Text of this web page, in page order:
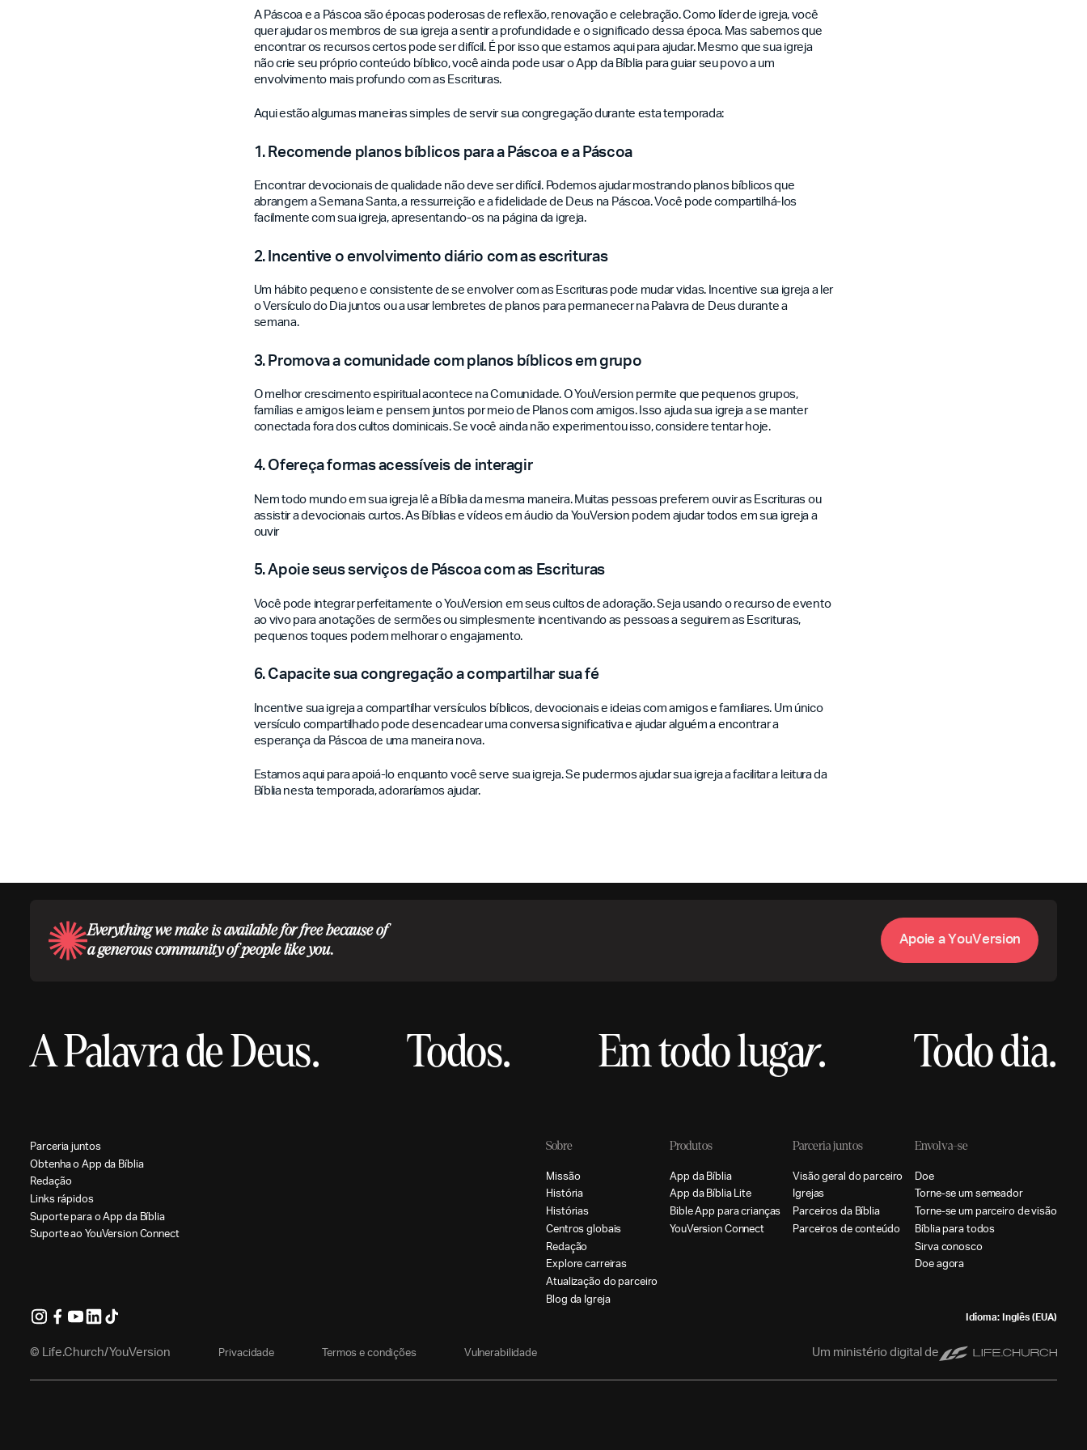
A Páscoa e a Páscoa são épocas poderosas de reflexão, renovação e celebração. Como líder de igreja, você
quer ajudar os membros de sua igreja a sentir a profundidade e o significado dessa época. Mas sabemos que
encontrar os recursos certos pode ser difícil. É por isso que estamos aqui para ajudar. Mesmo que sua igreja
não crie seu próprio conteúdo bíblico, você ainda pode usar o App da Bíblia para guiar seu povo a um
envolvimento mais profundo com as Escrituras.
Aqui estão algumas maneiras simples de servir sua congregação durante esta temporada:
1. Recomende planos bíblicos para a Páscoa e a Páscoa
Encontrar devocionais de qualidade não deve ser difícil. Podemos ajudar mostrando planos bíblicos que
abrangem a Semana Santa, a ressurreição e a fidelidade de Deus na Páscoa. Você pode compartilhá-los
facilmente com sua igreja, apresentando-os na página da igreja.
2. Incentive o envolvimento diário com as escrituras
Um hábito pequeno e consistente de se envolver com as Escrituras pode mudar vidas. Incentive sua igreja a ler
o Versículo do Dia juntos ou a usar lembretes de planos para permanecer na Palavra de Deus durante a
semana.
3. Promova a comunidade com planos bíblicos em grupo
O melhor crescimento espiritual acontece na Comunidade. O YouVersion permite que pequenos grupos,
famílias e amigos leiam e pensem juntos por meio de Planos com amigos. Isso ajuda sua igreja a se manter
conectada fora dos cultos dominicais. Se você ainda não experimentou isso, considere tentar hoje.
4. Ofereça formas acessíveis de interagir
Nem todo mundo em sua igreja lê a Bíblia da mesma maneira. Muitas pessoas preferem ouvir as Escrituras ou
assistir a devocionais curtos. As Bíblias e vídeos em áudio da YouVersion podem ajudar todos em sua igreja a
ouvir
5. Apoie seus serviços de Páscoa com as Escrituras
Você pode integrar perfeitamente o YouVersion em seus cultos de adoração. Seja usando o recurso de evento
ao vivo para anotações de sermões ou simplesmente incentivando as pessoas a seguirem as Escrituras,
pequenos toques podem melhorar o engajamento.
6. Capacite sua congregação a compartilhar sua fé
Incentive sua igreja a compartilhar versículos bíblicos, devocionais e ideias com amigos e familiares. Um único
versículo compartilhado pode desencadear uma conversa significativa e ajudar alguém a encontrar a
esperança da Páscoa de uma maneira nova.
Estamos aqui para apoiá-lo enquanto você serve sua igreja. Se pudermos ajudar sua igreja a facilitar a leitura da
Bíblia nesta temporada, adoraríamos ajudar.
Everything we make is available for free because of
a generous community of people like you.
Apoie aYouVersion
A Palavra de Deus. Todos. Em todo lugar. Todo dia.
Parceriajuntos
ObtenhaoApp da Bíblia
Redação
Linksrápidos
SuporteparaoApp da Bíblia
SuporteaoYouVersionConnect
Sobre
Missão
História
Histórias
Centrosglobais
Redação
Explorecarreiras
Atualizaçãodoparceiro
Blog da Igreja
Produtos
App da Bíblia
App da Bíblia Lite
BibleApp paracrianças
YouVersionConnect
Parceria juntos
Visãogeral doparceiro
Igrejas
Parceirosda Bíblia
Parceirosdeconteúdo
Envolva-se
Doe
Torne-seumsemeador
Torne-seumparceirodevisão
Bíbliaparatodos
Sirvaconosco
Doeagora
Idioma: Inglês (EUA)
© Life.Church/YouVersion Privacidade Termos econdições Vulnerabilidade Um ministério digital de